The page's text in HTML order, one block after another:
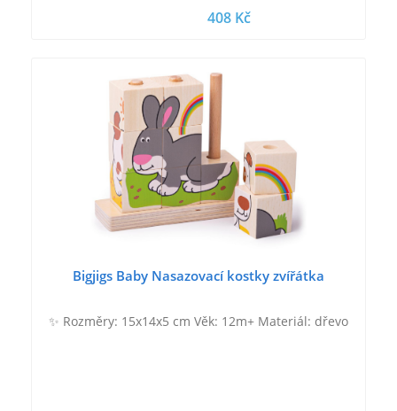
408 Kč
Bigjigs Baby Nasazovací kostky zvířátka
✨ Rozměry: 15x14x5 cm Věk: 12m+ Materiál: dřevo